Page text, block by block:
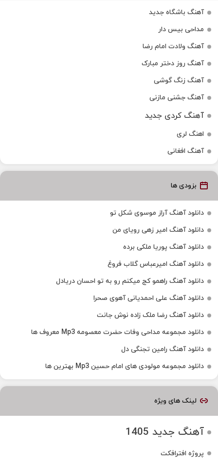
آهنگ باشگاه جدید
مداحی بیس دار
آهنگ ولادت امام رضا
آهنگ روز دختر مبارک
آهنگ زنگ گوشی
آهنگ جشنی مازنی
آهنگ کردی جدید
اهنگ لری
آهنگ افغانی
بزودی ها
دانلود آهنگ آراز موسوی شکل تو
دانلود آهنگ امیر زهی رویای من
دانلود آهنگ پوریا ملکی برده
دانلود آهنگ امیرعباس گلاب فروغ
دانلود آهنگ راهمو کج میکنم رو به تو احسان دریادل
دانلود آهنگ علی احمدیانی آهوی صحرا
دانلود آهنگ رضا ملک زاده نوش جانت
دانلود مجموعه مداحی وفات حضرت معصومه Mp3 معروف ها
دانلود آهنگ رامین تجنگی دل
دانلود مجموعه مولودی های امام حسین Mp3 بهترین ها
لینک های ویژه
آهنگ جدید 1405
پروژه افترافکت